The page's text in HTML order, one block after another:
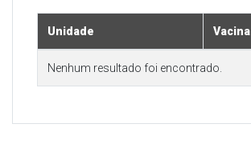
Unidade Vacina
Nenhum resultado foi encontrado.